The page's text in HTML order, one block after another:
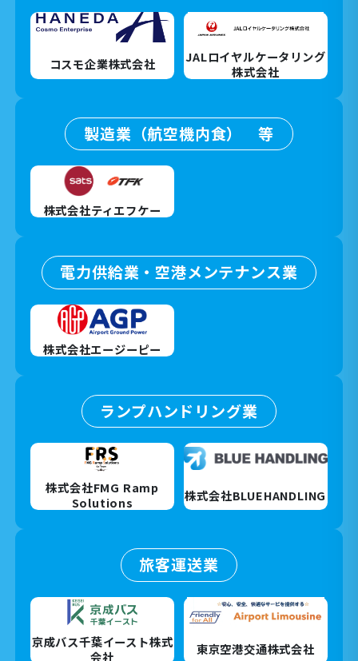
コスモ企業株式会社
JALロイヤルケータリング
株式会社
製造業（航空機内食） 等
株式会社ティエフケー
電力供給業・空港メンテナンス業
株式会社エージーピー
ランプハンドリング業
株式会社FMG Ramp
Solutions
株式会社BLUEHANDLING
旅客運送業
京成バス千葉イースト株式
会社
東京空港交通株式会社